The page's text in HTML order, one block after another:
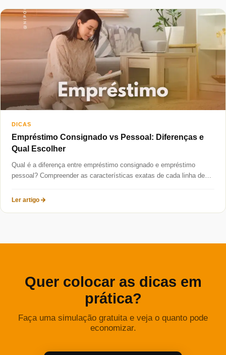
Taxas mais baixas
Fale Conosco
DICAS
Empréstimo Consignado vs Pessoal: Diferenças e
Qual Escolher
Qual é a diferença entre empréstimo consignado e empréstimo
pessoal? Compreender as características exatas de cada linha de
Ler artigo
Quer colocar as dicas em
prática?
Faça uma simulação gratuita e veja o quanto pode
economizar.